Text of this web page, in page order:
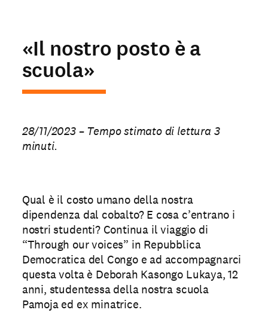
«Il nostro posto è a
scuola»
28/11/2023 – Tempo stimato di lettura 3
minuti.
Qual è il costo umano della nostra
dipendenza dal cobalto? E cosa c’entrano i
nostri studenti? Continua il viaggio di
“Through our voices” in Repubblica
Democratica del Congo e ad accompagnarci
questa volta è Deborah Kasongo Lukaya, 12
anni, studentessa della nostra scuola
Pamoja ed ex minatrice.